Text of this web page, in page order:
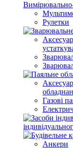
Рулетки
Газові
Анкери